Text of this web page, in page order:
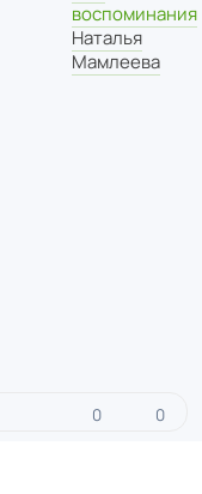
воспоминания
Наталья
Мамлеева
0 0